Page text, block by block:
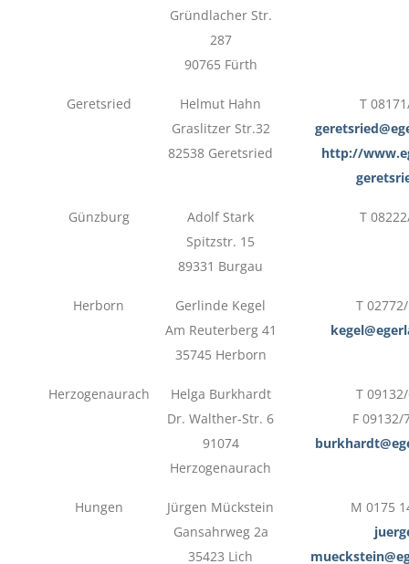
Gründlacher Str.
287
90765 Fürth
Geretsried
Helmut Hahn
Graslitzer Str.32
82538 Geretsried
T
http://
Günzburg
Adolf Stark
Spitzstr. 15
89331 Burgau
T
Herborn
Gerlinde Kegel
Am Reuterberg 41
35745 Herborn
T
Herzogenaurach
Helga Burkhardt
Dr. Walther-Str. 6
91074
Herzogenaurach
T
F 09132/
Hungen
Jürgen Mückstein
Gansahrweg 2a
35423 Lich
M 0175